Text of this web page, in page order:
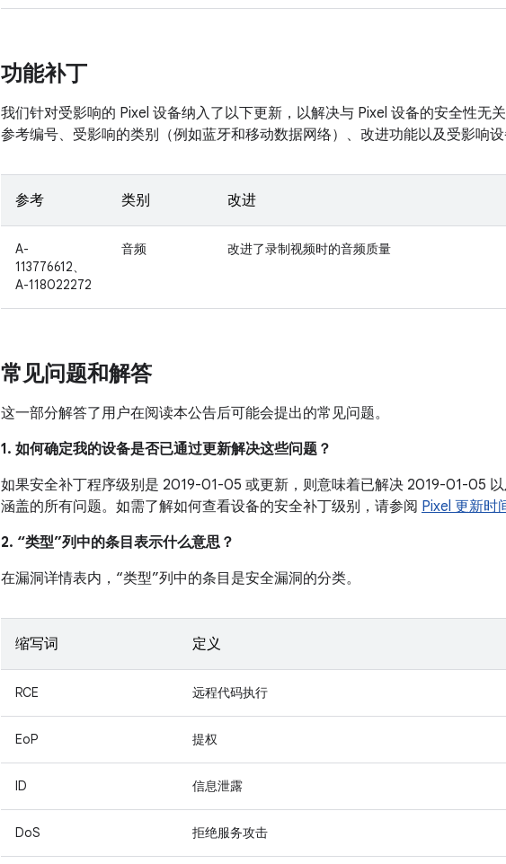
功能补丁
我们针对受影响的 Pixel 设备纳入了以下更新，以解决与 Pixel 设备的安全性无
参考编号、受影响的类别（例如蓝牙和移动数据网络）、改进功能以及受影响
参考 类别 改进
A-
113776612、
A-118022272
音频 改进了录制视频时的音频质量
常见问题和解答
这一部分解答了用户在阅读本公告后可能会提出的常见问题。
1. 如何确定我的设备是否已通过更新解决这些问题？
如果安全补丁程序级别是 2019-01-05 或更新，则意味着已解决 2019-01-05
涵盖的所有问题。如需了解如何查看设备的安全补丁级别，请参阅 Pixel 更新时
2. “类型”列中的条目表示什么意思？
在漏洞详情表内，“类型”列中的条目是安全漏洞的分类。
缩写词 定义
RCE 远程代码执行
EoP 提权
ID 信息泄露
DoS 拒绝服务攻击